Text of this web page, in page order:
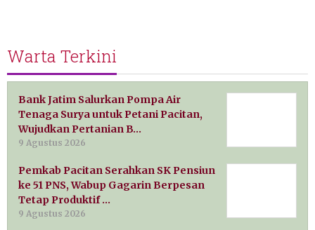
Warta Terkini
Bank Jatim Salurkan Pompa Air
Tenaga Surya untuk Petani Pacitan,
Wujudkan Pertanian B…
9 Agustus 2026
Pemkab Pacitan Serahkan SK Pensiun
ke 51 PNS, Wabup Gagarin Berpesan
Tetap Produktif …
9 Agustus 2026